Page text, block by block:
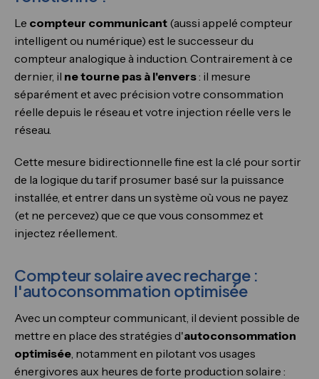
Le compteur communicant (aussi appelé compteur
intelligent ou numérique) est le successeur du
compteur analogique à induction. Contrairement à ce
dernier, il ne tourne pas à l'envers: il mesure
séparément et avec précision votre consommation
réelle depuis le réseau et votre injection réelle vers le
réseau.
Cette mesure bidirectionnelle fine est la clé pour sortir
de la logique du tarif prosumer basé sur la puissance
installée, et entrer dans un système où vous ne payez
(et ne percevez) que ce que vous consommez et
injectez réellement.
Compteur solaire avec recharge :
l'autoconsommation optimisée
Avec un compteur communicant, il devient possible de
mettre en place des stratégies d'autoconsommation
optimisée , notamment en pilotant vos usages
énergivores aux heures de forte production solaire :